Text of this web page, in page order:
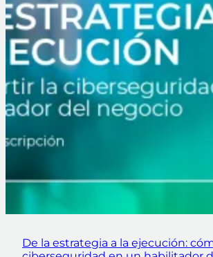
De la estrategia a la ejecución: